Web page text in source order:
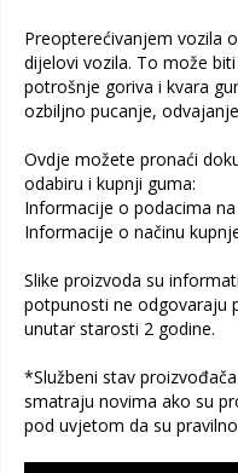
Preopterećivanjem vozila
dijelovi vozila. To može
potrošnje goriva i kvara
ozbiljno pucanje,
Ovdje možete pronaći
odabiru i kupnji guma:
Informacije o podacima
Informacije o načinu
Slike proizvoda su
potpunosti ne odgovaraju
unutar starosti 2 godine.
*Službeni stav
smatraju novima ako su
pod uvjetom da su